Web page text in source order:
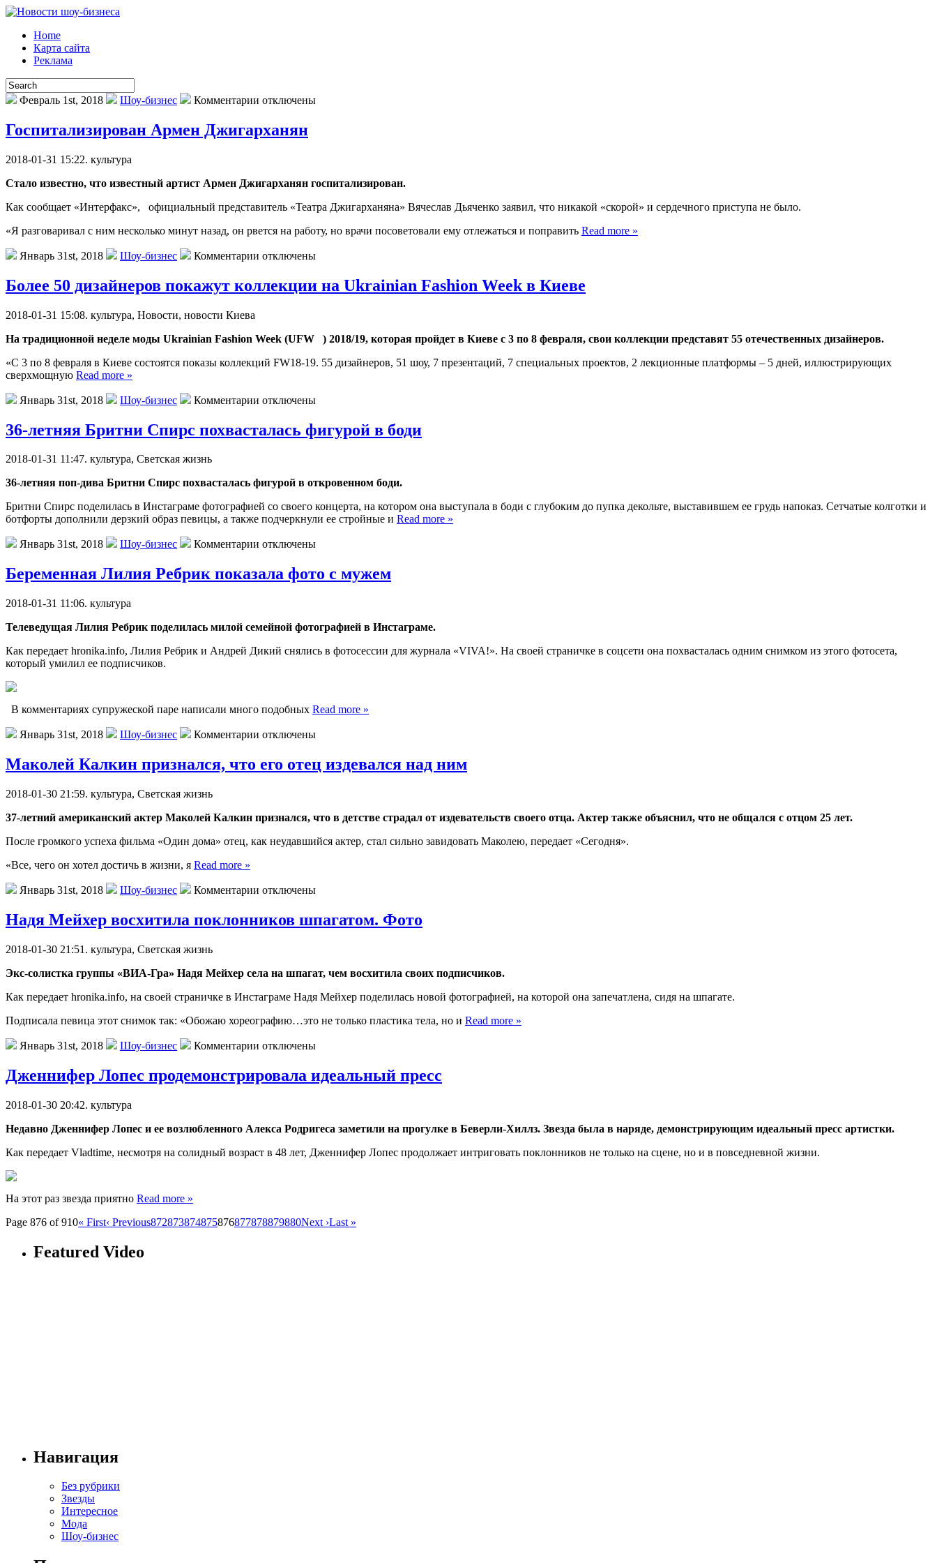
Home
Карта сайта
Реклама
Февраль 1st, 2018 Шоу-бизнес Комментарии отключены
Госпитализирован Армен Джигарханян
2018-01-31 15:22. культурa
Стало известно, что известный артист Армен Джигарханян госпитализирован.
Как сообщает «Интерфакс», официальный представитель «Театра Джигарханяна» Вячеслав Дьяченко заявил, что никакой «скорой» и сердечного приступа не было.
«Я разговаривал с ним несколько минут назад, он рвется на работу, но врачи посоветовали ему отлежаться и поправить Read more »
Январь 31st, 2018 Шоу-бизнес Комментарии отключены
Более 50 дизайнеров покажут коллекции на Ukrainian Fashion Week в Киеве
2018-01-31 15:08. культурa, Нoвoсти, нoвoсти Киева
На традиционной неделе моды Ukrainian Fashion Week (UFW ) 2018/19, которая пройдет в Киеве с 3 по 8 февраля, свои коллекции представят 55 отечественных дизайнеров.
«С 3 по 8 февраля в Киеве состоятся показы коллекций FW18-19. 55 дизайнеров, 51 шоу, 7 презентаций, 7 специальных проектов, 2 лекционные платформы – 5 дней, иллюстрирующих
сверхмощную Read more »
Январь 31st, 2018 Шоу-бизнес Комментарии отключены
36-летняя Бритни Спирс похвасталась фигурой в боди
2018-01-31 11:47. культурa, Светская жизнь
36-летняя поп-дива Бритни Спирс похвасталась фигурой в откровенном боди.
Бритни Спирс поделилась в Инстаграме фотографией со своего концерта, на котором она выступала в боди с глубоким до пупка декольте, выставившем ее грудь напоказ. Сетчатые колготки и
ботфорты дополнили дерзкий образ певицы, а также подчеркнули ее стройные и Read more »
Январь 31st, 2018 Шоу-бизнес Комментарии отключены
Беременная Лилия Ребрик показала фото с мужем
2018-01-31 11:06. культурa
Телеведущая Лилия Ребрик поделилась милой семейной фотографией в Инстаграме.
Как передает hronika.info, Лилия Ребрик и Андрей Дикий снялись в фотосессии для журнала «VIVA!». На своей страничке в соцсети она похвасталась одним снимком из этого фотосета,
который умилил ее подписчиков.
В комментариях супружеской паре написали много подобных Read more »
Январь 31st, 2018 Шоу-бизнес Комментарии отключены
Маколей Калкин признался, что его отец издевался над ним
2018-01-30 21:59. культурa, Свeтскaя жизнь
37-летний американский актер Маколей Калкин признался, что в детстве страдал от издевательств своего отца. Актер также объяснил, что не общался с отцом 25 лет.
После громкого успеха фильма «Один дома» отец, как неудавшийся актер, стал сильно завидовать Маколею, передает «Сегодня».
«Все, чего он хотел достичь в жизни, я Read more »
Январь 31st, 2018 Шоу-бизнес Комментарии отключены
Надя Мейхер восхитила поклонников шпагатом. Фото
2018-01-30 21:51. культурa, Светская жизнь
Экс-солистка группы «ВИА-Гра» Надя Мейхер села на шпагат, чем восхитила своих подписчиков.
Как передает hronika.info, на своей страничке в Инстаграме Надя Мейхер поделилась новой фотографией, на которой она запечатлена, сидя на шпагате.
Подписала певица этот снимок так: «Обожаю хореографию…это не только пластика тела, но и Read more »
Январь 31st, 2018 Шоу-бизнес Комментарии отключены
Дженнифер Лопес продемонстрировала идеальный пресс
2018-01-30 20:42. культурa
Нeдaвнo Дженнифер Лопес и ее возлюбленного Алекса Родригеса заметили на прогулке в Беверли-Хиллз. Звезда была в наряде, демонстрирующим идеальный пресс артистки.
Как передает Vladtime, несмотря на солидный возраст в 48 лет, Дженнифер Лопес продолжает интриговать поклонников не только на сцене, но и в повседневной жизни.
На этот раз звезда приятно Read more »
Page 876 of 910« First‹ Previous872873874875876877878879880Next ›Last »
Featured Video
Навигация
Без рубрики
Звезды
Интересное
Мода
Шоу-бизнес